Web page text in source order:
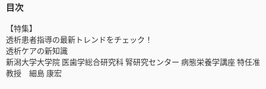
目次
【特集】
透析患者指導の最新トレンドをチェック！
透析ケアの新知識
新潟大学大学院 医歯学総合研究科 腎研究センター 病態栄養学講座 特任准
教授 細島 康宏